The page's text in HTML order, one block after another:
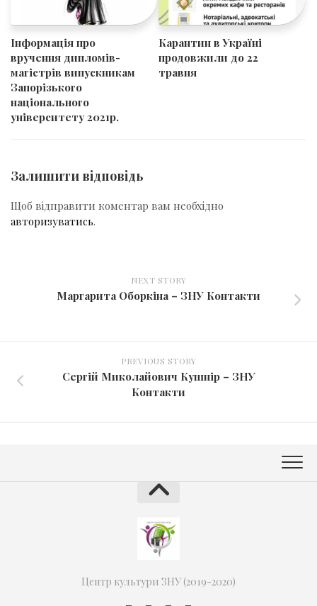
Інформація про
вручення дипломів-
магістрів випускникам
Запорізького
національного
університету 2021р.
Карантин в Україні
продовжили до 22
травня
Залишити відповідь
Щоб відправити коментар вам необхідно
авторизуватись.
NEXT STORY
Маргарита Оборкіна – ЗНУ Контакти
PREVIOUS STORY
Сергій Миколайович Кушнір – ЗНУ
Контакти
Центр культури ЗНУ (2019-2020)